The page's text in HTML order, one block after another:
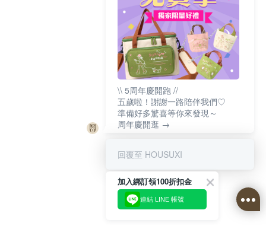
\\ 5周年慶開跑 //
五歲啦！謝謝一路陪伴我們♡
準備好多驚喜等你來發現～
周年慶開逛 →
回覆至 HOUSUXI
加入綁訂領100折扣金
連結 LINE 帳號